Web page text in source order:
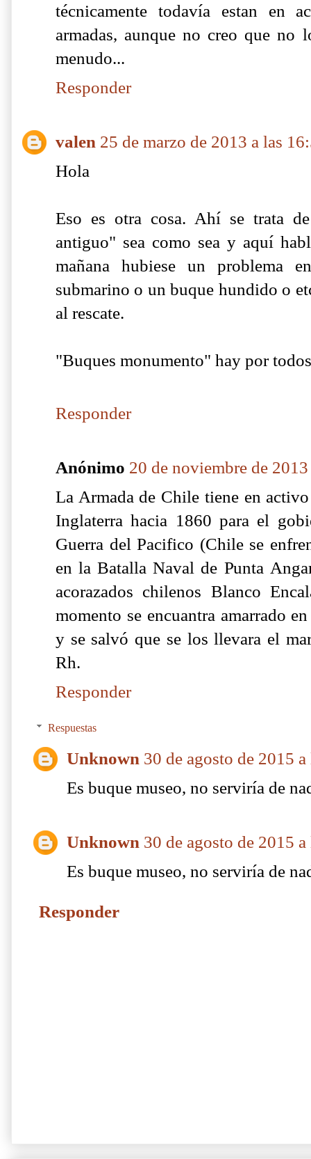
técnicamente todavía estan en
armadas, aunque no creo que no
menudo...
Responder
valen 25 de marzo de 2013 a las
Hola
Eso es otra cosa. Ahí se trata
antiguo" sea como sea y aquí
mañana hubiese un problema
submarino o un buque hundido o
al rescate.
"Buques monumento" hay por
Responder
Anónimo 20 de noviembre de
La Armada de Chile tiene en
Inglaterra hacia 1860 para el
Guerra del Pacifico (Chile se
en la Batalla Naval de Punta
acorazados chilenos Blanco
momento se encuantra amarrado
y se salvó que se los llevara el
Rh.
Responder
Respuestas
Unknown 30 de agosto de 2015
Es buque museo, no serviría de
Unknown 30 de agosto de 2015
Es buque museo, no serviría de
Responder